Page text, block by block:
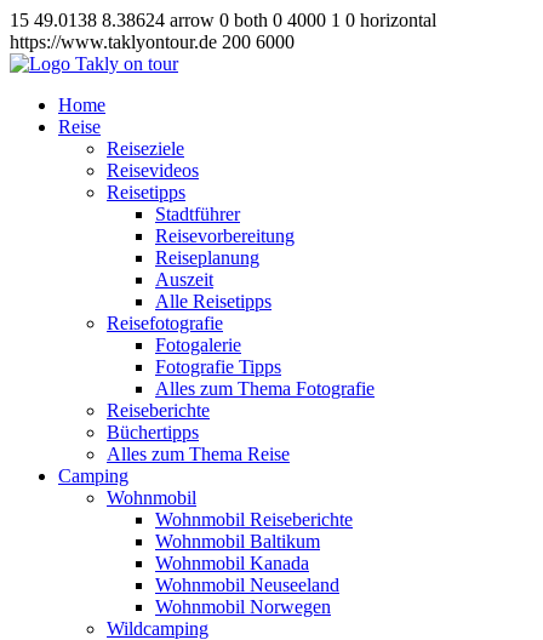
15 49.0138 8.38624 arrow 0 both 0 4000 1 0 horizontal
https://www.taklyontour.de 200 6000
Home
Reise
Reiseziele
Reisevideos
Reisetipps
Stadtführer
Reisevorbereitung
Reiseplanung
Auszeit
Alle Reisetipps
Reisefotografie
Fotogalerie
Fotografie Tipps
Alles zum Thema Fotografie
Reiseberichte
Büchertipps
Alles zum Thema Reise
Camping
Wohnmobil
Wohnmobil Reiseberichte
Wohnmobil Baltikum
Wohnmobil Kanada
Wohnmobil Neuseeland
Wohnmobil Norwegen
Wildcamping